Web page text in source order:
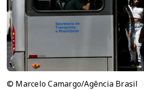
© Marcelo Camargo/Agência Brasil